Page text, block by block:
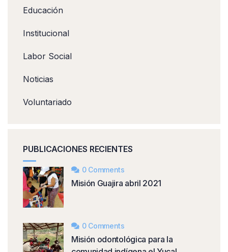
Educación
Institucional
Labor Social
Noticias
Voluntariado
PUBLICACIONES RECIENTES
0 Comments
Misión Guajira abril 2021
0 Comments
Misión odontológica para la